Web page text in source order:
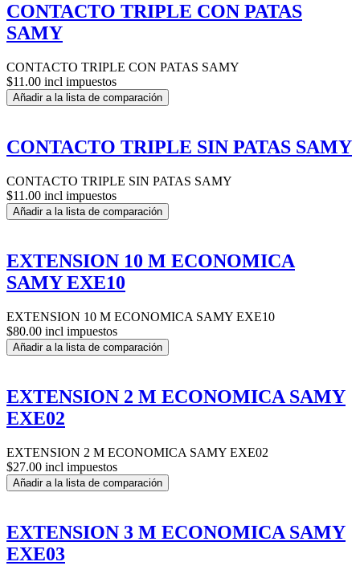
CONTACTO TRIPLE CON PATAS
SAMY
CONTACTO TRIPLE CON PATAS SAMY
$11.00 incl impuestos
Añadir a la lista de comparación
CONTACTO TRIPLE SIN PATAS SAMY
CONTACTO TRIPLE SIN PATAS SAMY
$11.00 incl impuestos
Añadir a la lista de comparación
EXTENSION 10 M ECONOMICA
SAMY EXE10
EXTENSION 10 M ECONOMICA SAMY EXE10
$80.00 incl impuestos
Añadir a la lista de comparación
EXTENSION 2 M ECONOMICA SAMY
EXE02
EXTENSION 2 M ECONOMICA SAMY EXE02
$27.00 incl impuestos
Añadir a la lista de comparación
EXTENSION 3 M ECONOMICA SAMY
EXE03